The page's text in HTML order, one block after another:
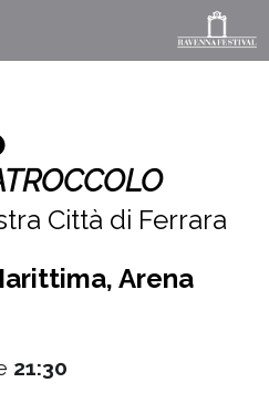
Città di Ferrara
Arena
21:30